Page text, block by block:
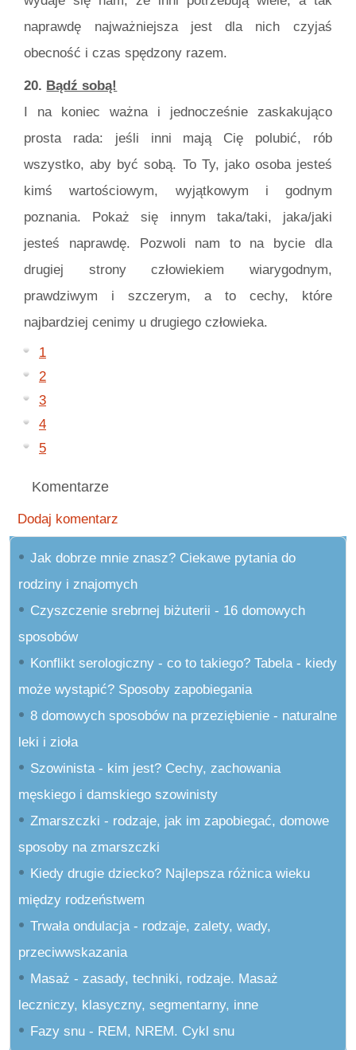
naprawdę najważniejsza jest dla nich czyjaś
obecność i czas spędzony razem.
20. Bądź sobą!
I na koniec ważna i jednocześnie zaskakująco
prosta rada: jeśli inni mają Cię polubić, rób
wszystko, aby być sobą. To Ty, jako osoba jesteś
kimś wartościowym, wyjątkowym i godnym
poznania. Pokaż się innym taka/taki, jaka/jaki
jesteś naprawdę. Pozwoli nam to na bycie dla
drugiej strony człowiekiem wiarygodnym,
prawdziwym i szczerym, a to cechy, które
najbardziej cenimy u drugiego człowieka.
1
2
3
4
5
Komentarze
Dodaj komentarz
Jak dobrze mnie znasz? Ciekawe pytania do
rodziny i znajomych
Czyszczenie srebrnej biżuterii - 16 domowych
sposobów
Konflikt serologiczny - co to takiego? Tabela - kiedy
może wystąpić? Sposoby zapobiegania
8 domowych sposobów na przeziębienie - naturalne
leki i zioła
Szowinista - kim jest? Cechy, zachowania
męskiego i damskiego szowinisty
Zmarszczki - rodzaje, jak im zapobiegać, domowe
sposoby na zmarszczki
Kiedy drugie dziecko? Najlepsza różnica wieku
między rodzeństwem
Trwała ondulacja - rodzaje, zalety, wady,
przeciwwskazania
Masaż - zasady, techniki, rodzaje. Masaż
leczniczy, klasyczny, segmentarny, inne
Fazy snu - REM, NREM. Cykl snu